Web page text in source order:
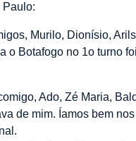
Paulo:
Murilo, Dionísio,
o Botafogo no 1o turno
Ado, Zé Maria,
de mim. Íamos bem